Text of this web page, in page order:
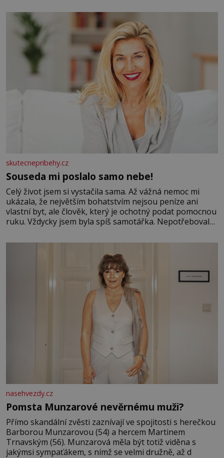
se na koloběžce a den zakončit poznáváním památek ve
Velkých Losinách nebo v termálním
skutecnepribehy.cz
Souseda mi poslalo samo nebe!
Celý život jsem si vystačila sama. Až vážná nemoc mi
ukázala, že největším bohatstvím nejsou peníze ani
vlastní byt, ale člověk, který je ochotný podat pomocnou
ruku. Vždycky jsem byla spíš samotářka. Nepotřebovala
mi knihy, práce a hlavně klid. Hned po studiích jsem
nasehvezdy.cz
Pomsta Munzarové nevěrnému muži?
Přímo skandální zvěsti zaznívají ve spojitosti s herečkou
Barborou Munzarovou (54) a hercem Martinem
Trnavským (56). Munzarová měla být totiž viděna s
jakýmsi sympaťákem, s nímž se velmi družně, až d